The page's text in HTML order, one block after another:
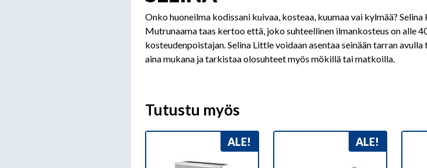
Onko huoneilma kodissani kuivaa, kosteaa, kuumaa vai kylmää?
Mutrunaama taas kertoo että, joko suhteellinen ilmankosteus on alle
kosteudenpoistajan. Selina Little voidaan asentaa seinään tarran
aina mukana ja tarkistaa olosuhteet myös mökillä tai matkoilla.
Tutustu myös
ALE! ALE!